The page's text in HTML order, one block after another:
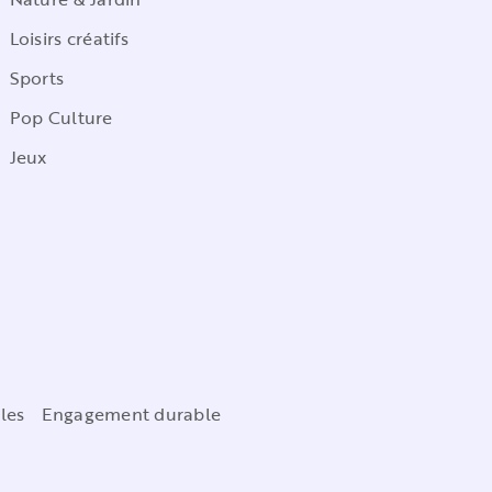
Loisirs créatifs
Sports
Pop Culture
Jeux
Engagement durable